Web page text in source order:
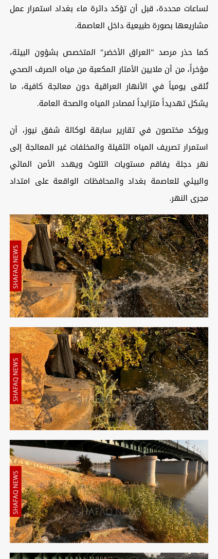
لساعات محددة، قبل أن تؤكد دائرة ماء بغداد استمرار عمل
مشاريعها بصورة طبيعية داخل العاصمة.
كما حذر مرصد "العراق الأخضر" المتخصص بشؤون البيئة،
مؤخراً، من أن ملايين الأمتار المكعبة من مياه الصرف الصحي
تُلقى يومياً في الأنهار العراقية دون معالجة كافية، ما
يشكل تهديداً متزايداً لمصادر المياه والصحة العامة.
ويؤكد مختصون في تقارير سابقة لوكالة شفق نيوز، أن
استمرار تصريف المياه الثقيلة والمخلفات غير المعالجة إلى
نهر دجلة يفاقم مستويات التلوث ويهدد الأمن المائي
والبيئي للعاصمة بغداد والمحافظات الواقعة على امتداد
مجرى النهر.